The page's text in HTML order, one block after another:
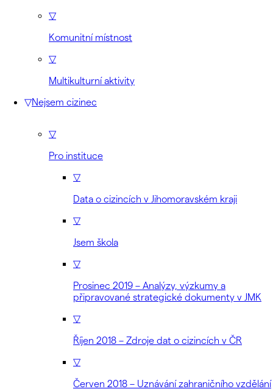
▽
Komunitní místnost
▽
Multikulturní aktivity
▽Nejsem cizinec
▽
Pro instituce
▽
Data o cizincích v Jihomoravském kraji
▽
Jsem škola
▽
Prosinec 2019 – Analýzy, výzkumy a
připravované strategické dokumenty v JMK
▽
Říjen 2018 – Zdroje dat o cizincích v ČR
▽
Červen 2018 – Uznávání zahraničního vzdělání